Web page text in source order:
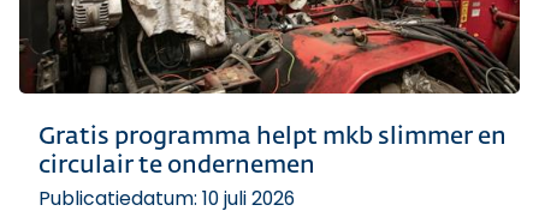
Gratis programma helpt mkb slimmer en
circulair te ondernemen
Publicatiedatum: 10 juli 2026